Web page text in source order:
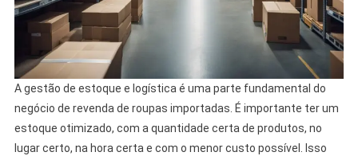
A gestão de estoque e logística é uma parte fundamental do
negócio de revenda de roupas importadas. É importante ter um
estoque otimizado, com a quantidade certa de produtos, no
lugar certo, na hora certa e com o menor custo possível. Isso